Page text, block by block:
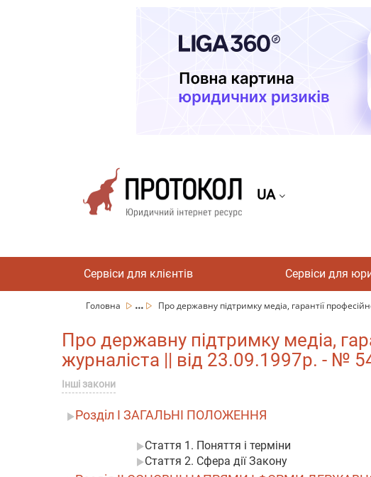
UA
Сервіси для клієнтів Сервіси для
Головна ... Про державну підтримку медіа, гарантії
Про державну підтримку медіа,
журналіста || від 23.09.1997р. - №
Інші закони
Розділ I ЗАГАЛЬНІ ПОЛОЖЕННЯ
Стаття 1. Поняття і терміни
Стаття 2. Сфера дії Закону